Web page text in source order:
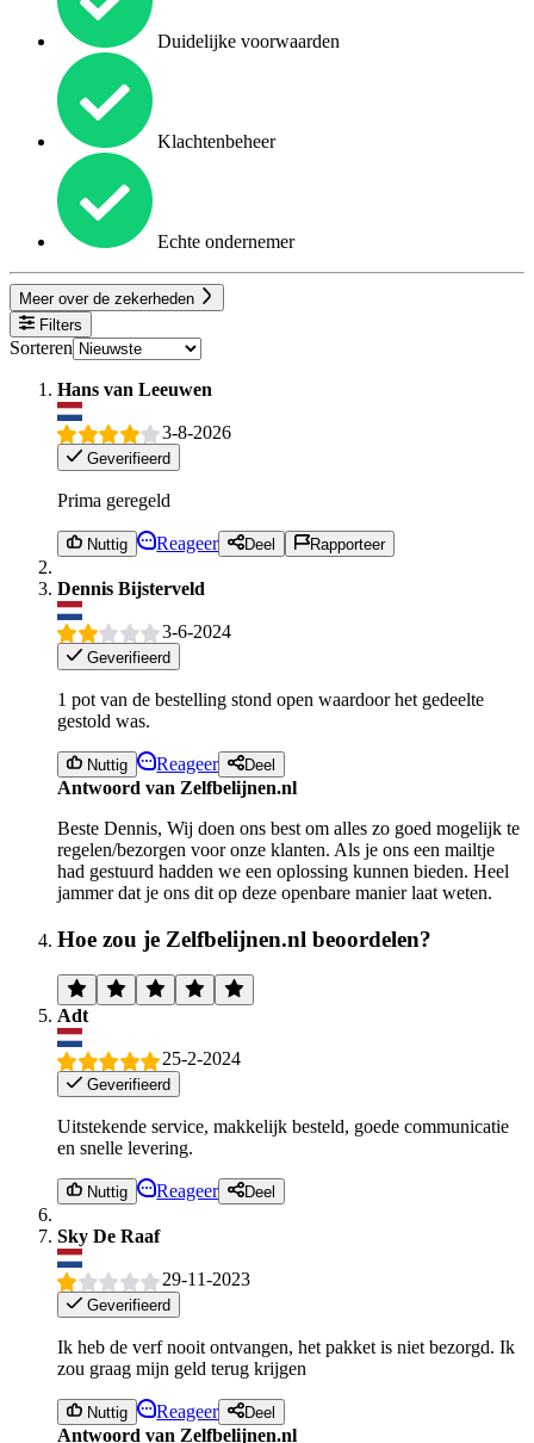
Duidelijke voorwaarden
Klachtenbeheer
Echte ondernemer
Meer over de zekerheden
Filters
Sorteren
Hans van Leeuwen
3-8-2026
Geverifieerd
Prima geregeld
Nuttig Reageer Deel Rapporteer
Dennis Bijsterveld
3-6-2024
Geverifieerd
1 pot van de bestelling stond open waardoor het gedeelte
gestold was.
Nuttig Reageer Deel
Antwoord van Zelfbelijnen.nl
Beste Dennis, Wij doen ons best om alles zo goed mogelijk te
regelen/bezorgen voor onze klanten. Als je ons een mailtje
had gestuurd hadden we een oplossing kunnen bieden. Heel
jammer dat je ons dit op deze openbare manier laat weten.
Hoe zou je Zelfbelijnen.nl beoordelen?
Adt
25-2-2024
Geverifieerd
Uitstekende service, makkelijk besteld, goede communicatie
en snelle levering.
Nuttig Reageer Deel
Sky De Raaf
29-11-2023
Geverifieerd
Ik heb de verf nooit ontvangen, het pakket is niet bezorgd. Ik
zou graag mijn geld terug krijgen
Nuttig Reageer Deel
Antwoord van Zelfbelijnen.nl